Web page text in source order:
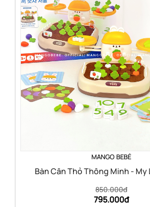
MANGO BEBÉ
Bàn Cân Thỏ Thông Minh - My
850.000đ
795.000đ